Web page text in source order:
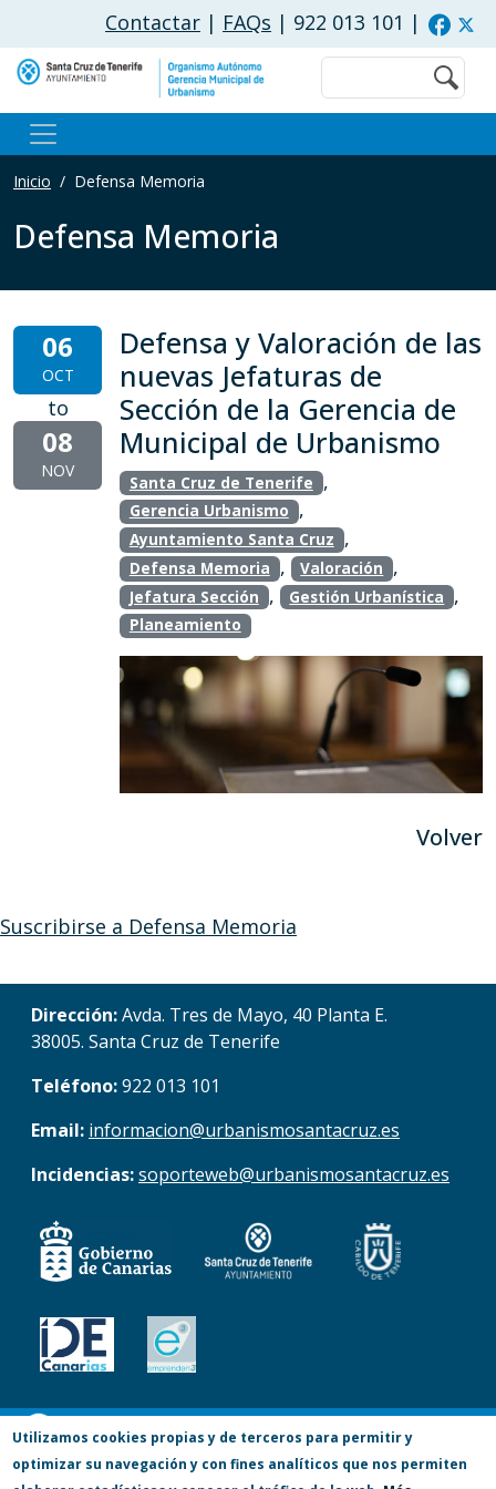
Pasar al contenido principal
Contactar | FAQs | 922 013 101 |
Buscar
Inicio Defensa Memoria
Defensa Memoria
06
OCT
to
08
NOV
Defensa y Valoración de las
nuevas Jefaturas de
Sección de la Gerencia de
Municipal de Urbanismo
Santa Cruz de Tenerife ,
Gerencia Urbanismo ,
Ayuntamiento Santa Cruz ,
Defensa Memoria , Valoración ,
Jefatura Sección , Gestión Urbanística ,
Planeamiento
Volver
Suscribirse a Defensa Memoria
Dirección:Avda. Tres de Mayo, 40 Planta E.
38005. Santa Cruz de Tenerife
Teléfono:922 013 101
Email: informacion@urbanismosantacruz.es
Incidencias:soporteweb@urbanismosantacruz.es
© Copyright 2017. Todos los derechos
reservados.
Utilizamos cookies propias y de terceros para permitir y
optimizar su navegación y con fines analíticos que nos permiten